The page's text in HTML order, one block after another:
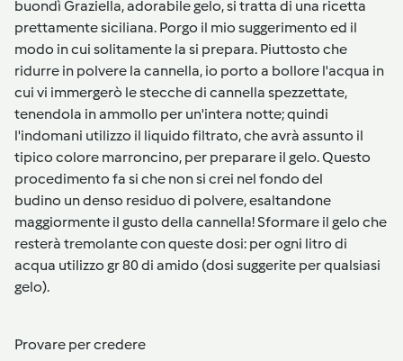
buondì Graziella, adorabile gelo, si tratta di una ricetta
prettamente siciliana. Porgo il mio suggerimento ed il
modo in cui solitamente la si prepara. Piuttosto che
ridurre in polvere la cannella, io porto a bollore l'acqua in
cui vi immergerò le stecche di cannella spezzettate,
tenendola in ammollo per un'intera notte; quindi
l'indomani utilizzo il liquido filtrato, che avrà assunto il
tipico colore marroncino, per preparare il gelo. Questo
procedimento fa si che non si crei nel fondo del
budino un denso residuo di polvere, esaltandone
maggiormente il gusto della cannella! Sformare il gelo che
resterà tremolante con queste dosi: per ogni litro di
acqua utilizzo gr 80 di amido (dosi suggerite per qualsiasi
gelo).
Provare per credere